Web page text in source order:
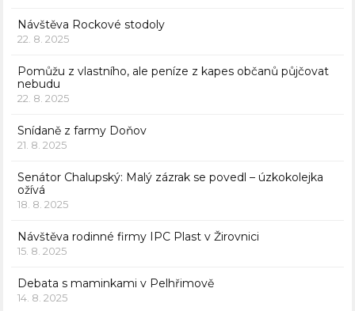
Návštěva Rockové stodoly
22. 8. 2025
Pomůžu z vlastního, ale peníze z kapes občanů půjčovat
nebudu
22. 8. 2025
Snídaně z farmy Doňov
21. 8. 2025
Senátor Chalupský: Malý zázrak se povedl – úzkokolejka
ožívá
18. 8. 2025
Návštěva rodinné firmy IPC Plast v Žirovnici
15. 8. 2025
Debata s maminkami v Pelhřimově
14. 8. 2025